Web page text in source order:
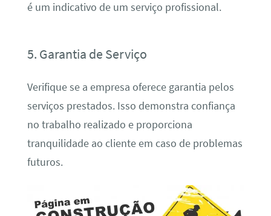
é um indicativo de um serviço profissional.
5. Garantia de Serviço
Verifique se a empresa oferece garantia pelos
serviços prestados. Isso demonstra confiança
no trabalho realizado e proporciona
tranquilidade ao cliente em caso de problemas
futuros.